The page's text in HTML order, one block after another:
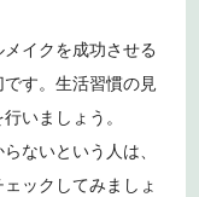
イクを成功させる
す。生活習慣の見
いましょう。
ないという人は、
ックしてみましょ